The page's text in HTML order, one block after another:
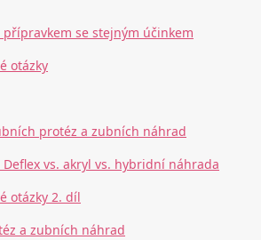
se stejným účinkem
otázky
protéz a zubních náhrad
vs. akryl vs. hybridní náhrada
otázky 2. díl
a zubních náhrad